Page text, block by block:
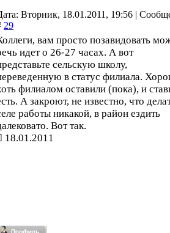
Вторник, 18.01.2011, 19:56 |
29
вам просто позавидовать
идет о 26-27 часах. А вот
сельскую школу,
в статус филиала.
филиалом оставили (пока), и
А закроют, не известно, что
работы никакой, в район ездить
Вот так.
18.01.2011